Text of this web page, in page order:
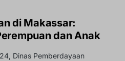
di Makassar:
dan Anak
Dinas Pemberdayaan